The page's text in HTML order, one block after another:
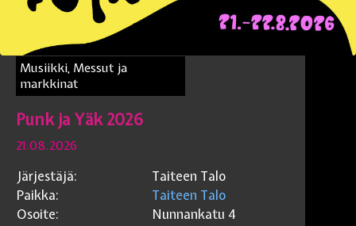
Musiikki, Messut ja
markkinat
Punk ja Yäk 2026
21.08.2026
Järjestäjä:
Taiteen Talo
Paikka:
Taiteen Talo
Osoite:
Nunnankatu 4